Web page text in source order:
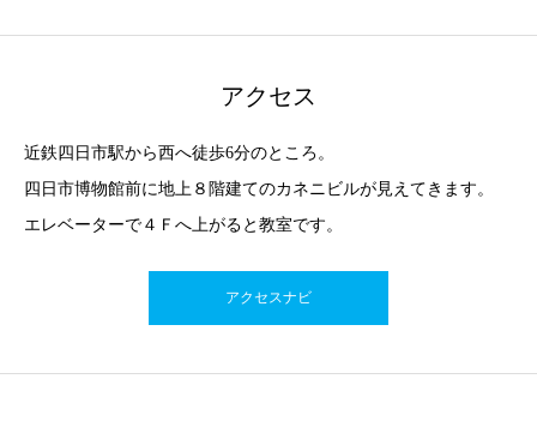
アクセス
近鉄四日市駅から西へ徒歩6分のところ。
四日市博物館前に地上８階建てのカネニビルが見えてきます。
エレベーターで４Ｆへ上がると教室です。
アクセスナビ